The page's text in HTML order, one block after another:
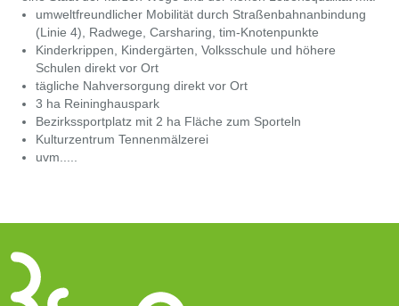
umweltfreundlicher Mobilität durch Straßenbahnanbindung
(Linie 4), Radwege, Carsharing, tim-Knotenpunkte
Kinderkrippen, Kindergärten, Volksschule und höhere
Schulen direkt vor Ort
tägliche Nahversorgung direkt vor Ort
3 ha Reininghauspark
Bezirkssportplatz mit 2 ha Fläche zum Sporteln
Kulturzentrum Tennenmälzerei
uvm.....